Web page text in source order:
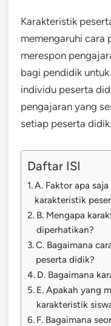
Karakteristik
memengaruhi cara
merespon
bagi pendidik
individu peserta
pengajaran yang
setiap peserta didik.
Daftar ISI
A. Faktor apa
karakteristik
B. Mengapa
diperhatikan?
C. Bagaimana
peserta didik?
D. Bagaimana
E. Apakah yang
karakteristik
F. Bagaimana